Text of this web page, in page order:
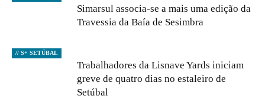
Simarsul associa-se a mais uma edição da
Travessia da Baía de Sesimbra
// S+ SETÚBAL
Trabalhadores da Lisnave Yards iniciam
greve de quatro dias no estaleiro de
Setúbal